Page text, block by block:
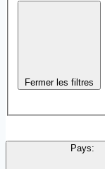
Fermer les filtres
Pays: